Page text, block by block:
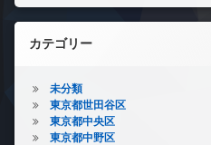
カテゴリー
未分類
東京都世田谷区
東京都中央区
東京都中野区